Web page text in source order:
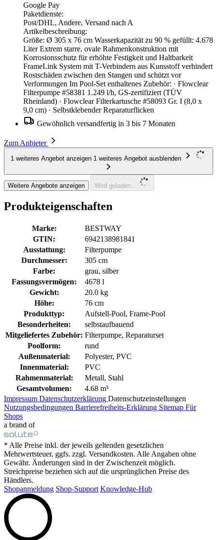
Google Pay
Paketdienste:
Post/DHL, Andere, Versand nach A
Artikelbeschreibung:
Größe: Ø 305 x 76 cm Wasserkapazität zu 90 % gefüllt: 4.678
Liter Extrem starre, ovale Rahmenkonstruktion mit
Korrosionsschutz für erhöhte Festigkeit und Haltbarkeit
FrameLink System mit T-Verbindern aus Kunsstoff verhindert
Rostschäden zwischen den Stangen und schützt vor
Verformungen Im Pool-Set enthaltenes Zubehör: · Flowclear
Filterpumpe #58381 1.249 l/h, GS-zertifiziert (TÜV
Rheinland) · Flowclear Filterkartusche #58093 Gr. I (8,0 x
9,0 cm) · Selbstklebender Reparaturflicken
Gewöhnlich versandfertig in 3 bis 7 Monaten
Zum Anbieter
1 weiteres Angebot anzeigen 1 weiteres Angebot ausblenden
Weitere Angebote anzeigen Wird geladen...
Produkteigenschaften
Marke:
BESTWAY
GTIN:
6942138981841
Ausstattung:
Filterpumpe
Durchmesser:
305 cm
Farbe:
grau, silber
Fassungsvermögen:
4678 l
Gewicht:
20.0 kg
Höhe:
76 cm
Produkttyp:
Aufstell-Pool, Frame-Pool
Besonderheiten:
selbstaufbauend
Mitgeliefertes Zubehör: Filterpumpe, Reparaturset
Poolform:
rund
Außenmaterial:
Polyester, PVC
Innenmaterial:
PVC
Rahmenmaterial:
Metall, Stahl
Gesamtvolumen:
4.68 m³
Impressum Datenschutzerklärung Datenschutzeinstellungen
Nutzungsbedingungen Barrierefreiheits-Erklärung Sitemap Für
Shops
a brand of
* Alle Preise inkl. der jeweils geltenden gesetzlichen
Mehrwertsteuer, ggfs. zzgl. Versandkosten. Alle Angaben ohne
Gewähr. Änderungen sind in der Zwischenzeit möglich.
Streichpreise beziehen sich auf die ursprünglichen Preise des
Händlers.
Shopanmeldung Shop-Support Knowledge-Hub